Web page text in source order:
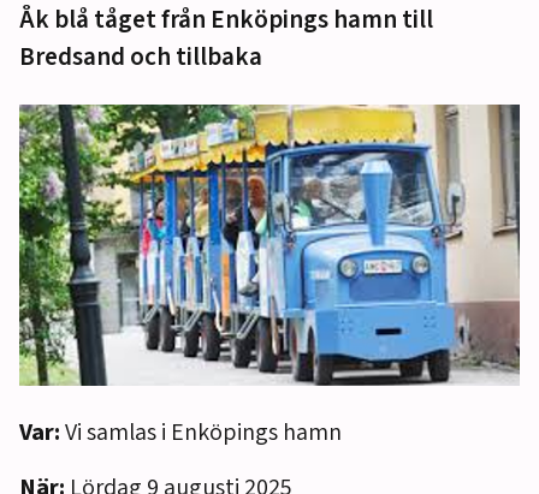
Åk blå tåget från Enköpings hamn till
Bredsand och tillbaka
Var:Vi samlas i Enköpings hamn